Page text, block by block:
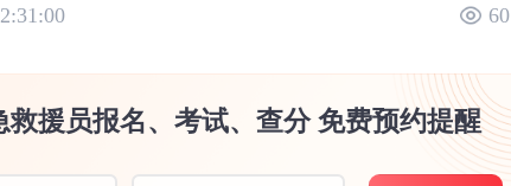
60
救援员报名、考试、查分 免费预约提醒